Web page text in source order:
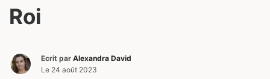
Roi
Ecrit par Alexandra David
Le 24 août 2023